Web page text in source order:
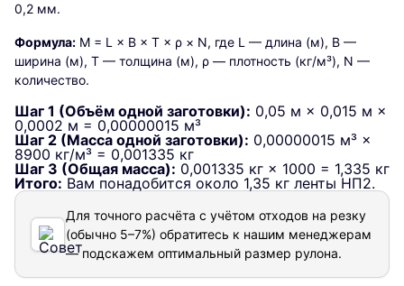
0,2 мм.
Формула: M = L × B × T × ρ × N, где L — длина (м), B —
ширина (м), T — толщина (м), ρ — плотность (кг/м³), N —
количество.
Шаг 1 (Объём одной заготовки): 0,05 м × 0,015 м ×
0,0002 м = 0,00000015 м³
Шаг 2 (Масса одной заготовки): 0,00000015 м³ ×
8900 кг/м³ = 0,001335 кг
Шаг 3 (Общая масса): 0,001335 кг × 1000 = 1,335 кг
Итого: Вам понадобится около 1,35 кг ленты НП2.
Для точного расчёта с учётом отходов на резку
(обычно 5–7%) обратитесь к нашим менеджерам
— подскажем оптимальный размер рулона.